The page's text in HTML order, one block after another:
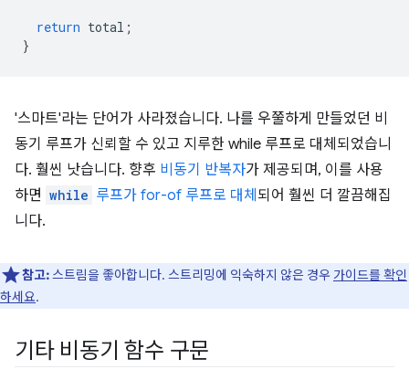
return total ;
}
'스마트'라는 단어가 사라졌습니다. 나를 우쭐하게 만들었던 비
동기 루프가 신뢰할 수 있고 지루한 while 루프로 대체되었습니
다. 훨씬 낫습니다. 향후 비동기 반복자가 제공되며, 이를 사용
하면 while 루프가 for-of 루프로 대체 되어 훨씬 더 깔끔해집
니다.
참고:스트림을 좋아합니다. 스트리밍에 익숙하지 않은 경우 가이드를 확인
하세요.
기타 비동기 함수 구문